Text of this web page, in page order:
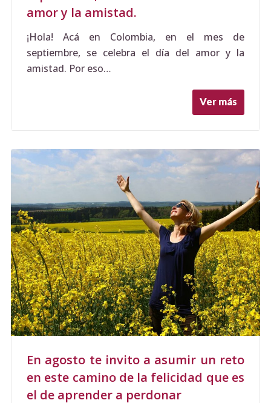
amor y la amistad.
¡Hola! Acá en Colombia, en el mes de
septiembre, se celebra el día del amor y la
amistad. Por eso…
Ver más
En agosto te invito a asumir un reto
en este camino de la felicidad que es
el de aprender a perdonar